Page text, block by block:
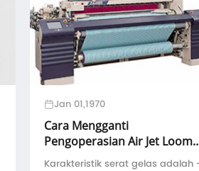
Jan 01,1970
Cara Mengganti
Pengoperasian Air Jet Loom
Saat Tenun Serat Kaca
Karakteristik serat gelas adalah